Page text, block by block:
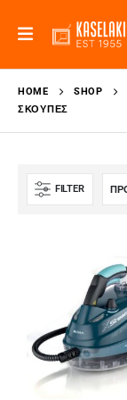
HOME SHOP
ΣΚΟΎΠΕΣ
FILTER